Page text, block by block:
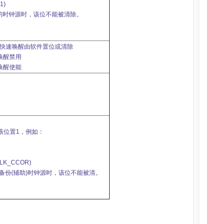
钟源时，该位不能被清除。
速唤醒由软件置位或清除
醒禁用
醒使能
置1，例如：
(辅助)时钟源时，该位不能被清。